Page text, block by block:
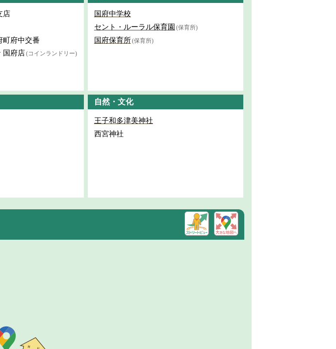
店
町府中交番
国府店(コインランドリー)
国府中学校
セント・ルーラル保育園 (保育所)
国府保育所(保育所)
自然・文化
王子和多津美神社
西宮神社